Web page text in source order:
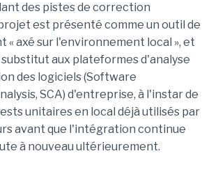
des pistes de correction
est présenté comme un outil de
« axé sur l'environnement local », et
aux plateformes d'analyse
des logiciels (Software
SCA) d'entreprise, à l'instar de
unitaires en local déjà utilisés par
avant que l'intégration continue
à nouveau ultérieurement.